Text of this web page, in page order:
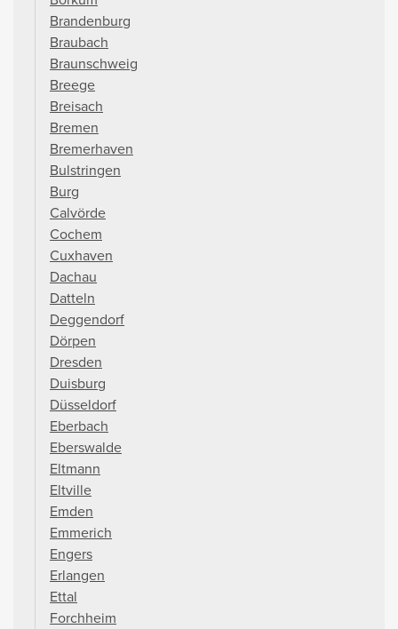
Brandenburg
Braubach
Braunschweig
Breege
Breisach
Bremen
Bremerhaven
Bulstringen
Burg
Calvörde
Cochem
Cuxhaven
Dachau
Datteln
Deggendorf
Dörpen
Dresden
Duisburg
Düsseldorf
Eberbach
Eberswalde
Eltmann
Eltville
Emden
Emmerich
Engers
Erlangen
Ettal
Forchheim